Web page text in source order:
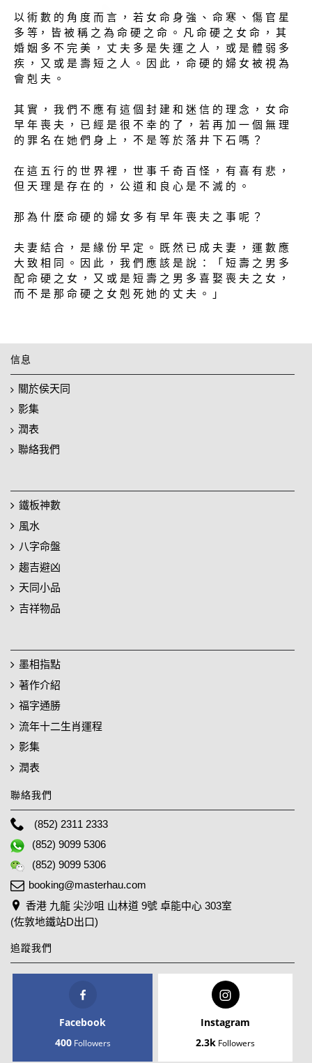
以 術 數 的 角 度 而 言 ， 若 女 命 身 強 、 命 寒 、 傷 官 星
多 等， 皆 被 稱 之 為 命 硬 之 命 。 凡 命 硬 之 女 命 ， 其
婚 姻 多 不 完 美 ， 丈 夫 多 是 失 運 之 人 ， 或 是 體 弱 多
疾 ， 又 或 是 壽 短 之 人 。 因 此 ， 命 硬 的 婦 女 被 視 為
會 剋 夫 。
其 實 ， 我 們 不 應 有 這 個 封 建 和 迷 信 的 理 念 ， 女 命
早 年 喪 夫 ， 已 經 是 很 不 幸 的 了 ， 若 再 加 一 個 無 理
的 罪 名 在 她 們 身 上 ， 不 是 等 於 落 井 下 石 嗎 ？
在 這 五 行 的 世 界 裡 ， 世 事 千 奇 百 怪 ， 有 喜 有 悲 ，
但 天 理 是 存 在 的 ， 公 道 和 良 心 是 不 滅 的 。
那 為 什 麼 命 硬 的 婦 女 多 有 早 年 喪 夫 之 事 呢 ？
夫 妻 結 合 ， 是 緣 份 早 定 。 既 然 已 成 夫 妻 ， 運 數 應
大 致 相 同 。 因 此 ， 我 們 應 該 是 說 ： 「 短 壽 之 男 多
配 命 硬 之 女 ， 又 或 是 短 壽 之 男 多 喜 娶 喪 夫 之 女 ，
而 不 是 那 命 硬 之 女 剋 死 她 的 丈 夫 。 」
信息
關於侯天同
影集
潤表
聯絡我們
鐵板神數
風水
八字命盤
趨吉避凶
天同小品
吉祥物品
墨相指點
著作介紹
福字通勝
流年十二生肖運程
影集
潤表
聯絡我們
(852) 2311 2333
(852) 9099 5306
(852) 9099 5306
booking@masterhau.com
香港 九龍 尖沙咀 山林道 9號 卓能中心 303室
(佐敦地鐵站D出口)
追蹤我們
Facebook
400 Followers
Instagram
2.3k Followers